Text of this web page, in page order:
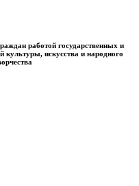
работой государственных и
культуры, искусства и народного